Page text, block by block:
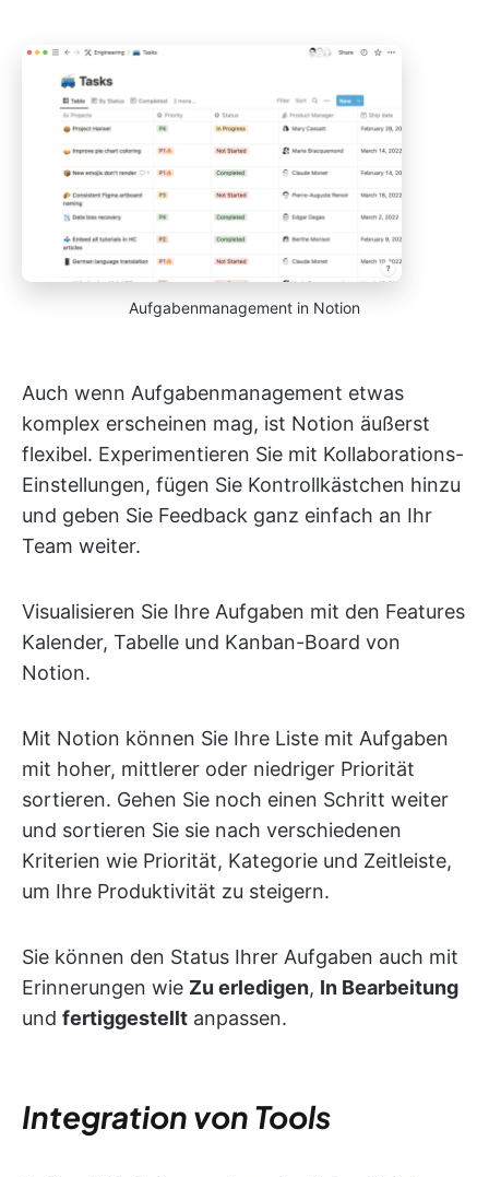
Aufgabenmanagement in Notion
Auch wenn Aufgabenmanagement etwas
komplex erscheinen mag, ist Notion äußerst
flexibel. Experimentieren Sie mit Kollaborations-
Einstellungen, fügen Sie Kontrollkästchen hinzu
und geben Sie Feedback ganz einfach an Ihr
Team weiter.
Visualisieren Sie Ihre Aufgaben mit den Features
Kalender, Tabelle und Kanban-Board von
Notion.
Mit Notion können Sie Ihre Liste mit Aufgaben
mit hoher, mittlerer oder niedriger Priorität
sortieren. Gehen Sie noch einen Schritt weiter
und sortieren Sie sie nach verschiedenen
Kriterien wie Priorität, Kategorie und Zeitleiste,
um Ihre Produktivität zu steigern.
Sie können den Status Ihrer Aufgaben auch mit
Erinnerungen wie Zu erledigen, In Bearbeitung
und fertiggestellt anpassen.
Integration von Tools